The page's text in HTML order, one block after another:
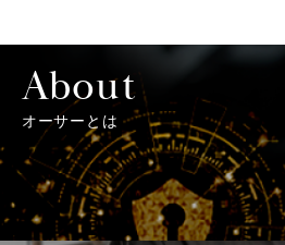
About
オーサーとは